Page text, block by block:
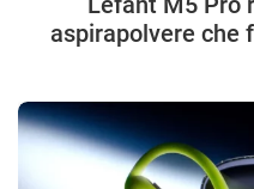
aspirapolvere che